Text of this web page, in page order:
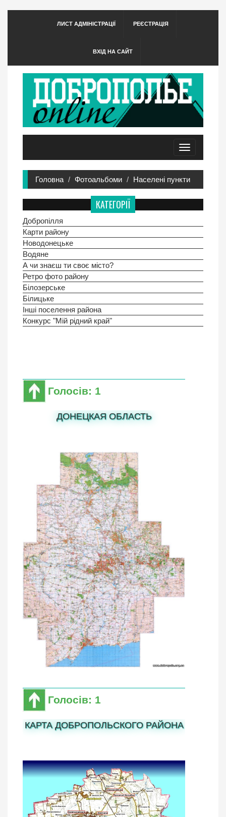
ЛИСТ АДМІНІСТРАЦІЇ РЕЄСТРАЦІЯ
ВХІД НА САЙТ
Toggle
navigation
Головна Фотоальбоми Населені пункти
КАТЕГОРІЇ
Добропілля
Карти району
Новодонецьке
Водяне
А чи знаєш ти своє місто?
Ретро фото району
Білозерське
Білицьке
Інші поселення района
Конкурс "Мій рідний край"
Голосів: 1
ДОНЕЦКАЯ ОБЛАСТЬ
Голосів: 1
КАРТА ДОБРОПОЛЬСКОГО РАЙОНА